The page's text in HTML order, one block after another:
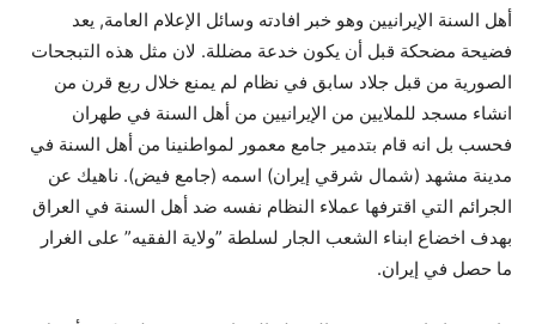
أهل السنة الإيرانيين وهو خبر افادته وسائل الإعلام العامة, يعد
فضيحة مضحكة قبل أن يكون خدعة مضللة. لان مثل هذه التبجحات
الصورية من قبل جلاد سابق في نظام لم يمنع خلال ربع قرن من
انشاء مسجد للملايين من الإيرانيين من أهل السنة في طهران
فحسب بل انه قام بتدمير جامع معمور لمواطنينا من أهل السنة في
مدينة مشهد (شمال شرقي إيران) اسمه (جامع فيض). ناهيك عن
الجرائم التي اقترفها عملاء النظام نفسه ضد أهل السنة في العراق
بهدف اخضاع ابناء الشعب الجار لسلطة ”ولاية الفقيه” على الغرار
ما حصل في إيران.